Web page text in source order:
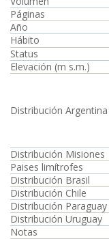
Páginas
Año
Hábito
Status
Elevación (m s.m.)
Distribución Argentina
Distribución Misiones
Paises limítrofes
Distribución Brasil
Distribución Chile
Distribución Paraguay
Distribución Uruguay
Notas